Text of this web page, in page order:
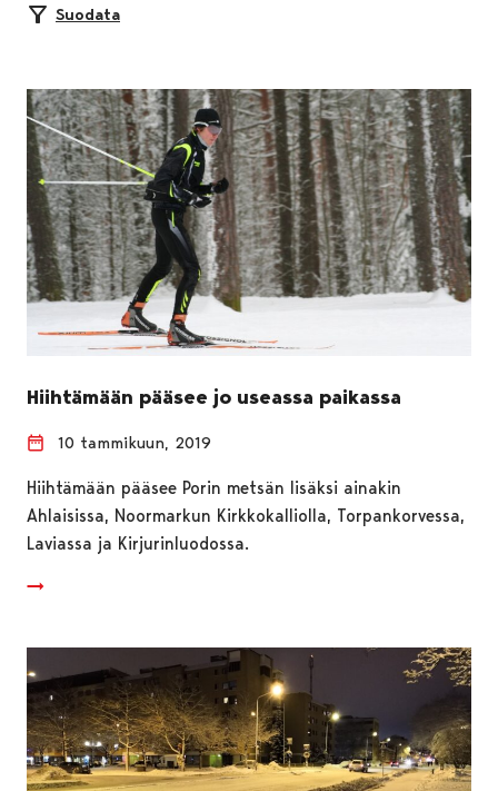
Suodata
Hiihtämään pääsee jo useassa paikassa
10 tammikuun, 2019
Hiihtämään pääsee Porin metsän lisäksi ainakin
Ahlaisissa, Noormarkun Kirkkokalliolla, Torpankorvessa,
Laviassa ja Kirjurinluodossa.